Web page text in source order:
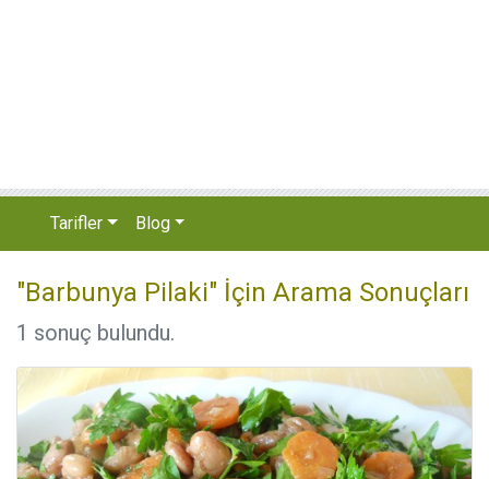
Tarifler Blog
"Barbunya Pilaki" İçin Arama Sonuçları
1 sonuç bulundu.